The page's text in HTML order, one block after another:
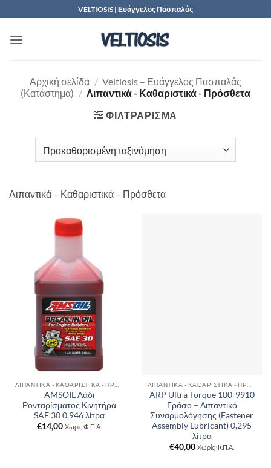
στο
περιεχόμενο
VELTIOSIS | Ευάγγελος Πασπαλάς
Αρχική σελίδα / Veltiosis – Ευάγγελος Πασπαλάς
(Κατάστημα) / Λιπαντικά - Καθαριστικά - Πρόσθετα
ΦΙΛΤΡΆΡΙΣΜΑ
Λιπαντικά – Καθαριστικά – Πρόσθετα
AMSOIL Λάδι
Ρονταρίσματος Κινητήρα
SAE 30 0,946 λίτρα
€14,00 Χωρίς Φ.Π.Α.
ARP Ultra Torque 100-9910
Γράσο – Λιπαντικό
Συναρμολόγησης (Fastener
Assembly Lubricant) 0,295
λίτρα
€40,00 Χωρίς Φ.Π.Α.